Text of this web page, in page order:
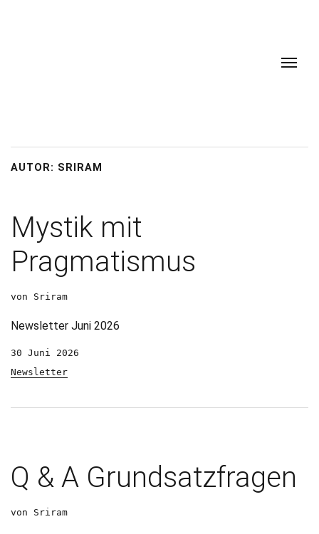
AUTOR: SRIRAM
Mystik mit
Pragmatismus
von Sriram
Newsletter Juni 2026
30 Juni 2026
Newsletter
Q & A Grundsatzfragen
von Sriram